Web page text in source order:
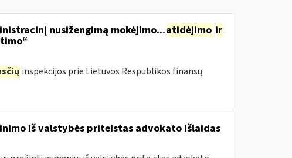
nusižengimą mokėjimo...atidėjimo ir
inspekcijos prie Lietuvos Respublikos finansų
iš valstybės priteistas advokato išlaidas